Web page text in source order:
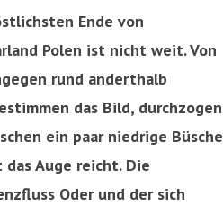
Ende von
Polen ist nicht weit. Von
rund anderthalb
das Bild, durchzogen
ein paar niedrige Büsche
Auge reicht. Die
Oder und der sich